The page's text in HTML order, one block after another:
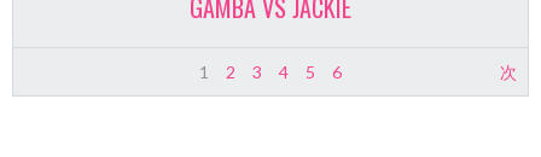
GAMBA VS JACKIE
1 2 3 4 5 6 次